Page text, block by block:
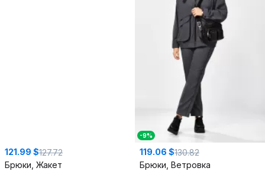
121.99 $127.72
Брюки, Жакет
-9%
119.06 $130.82
Брюки, Ветровка